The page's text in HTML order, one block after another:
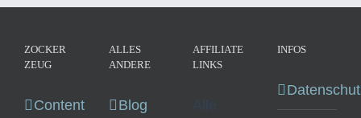
ZOCKER
ZEUG
Content
ALLES
ANDERE
Blog
AFFILIATE
LINKS
Alle
INFOS